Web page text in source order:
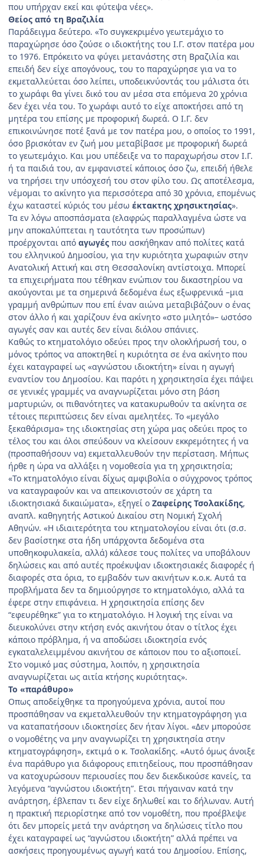
που υπήρχαν εκεί και φύτεψα νέες».
Θείος από τη Βραζιλία
Παράδειγμα δεύτερο. «Το συγκεκριμένο γεωτεμάχιο το
παραχώρησε όσο ζούσε ο ιδιοκτήτης του Ι.Γ. στον πατέρα μου
το 1976. Επρόκειτο να φύγει μετανάστης στη Βραζιλία και
επειδή δεν είχε απογόνους, του το παραχώρησε για να το
εκμεταλλεύεται όσο λείπει, υποδεικνύοντάς του μάλιστα ότι
το χωράφι θα γίνει δικό του αν μέσα στα επόμενα 20 χρόνια
δεν έχει νέα του. Το χωράφι αυτό το είχε αποκτήσει από τη
μητέρα του επίσης με προφορική δωρεά. Ο Ι.Γ. δεν
επικοινώνησε ποτέ ξανά με τον πατέρα μου, ο οποίος το 1991,
όσο βρισκόταν εν ζωή μου μεταβίβασε με προφορική δωρεά
το γεωτεμάχιο. Και μου υπέδειξε να το παραχωρήσω στον Ι.Γ.
ή τα παιδιά του, αν εμφανιστεί κάποιος όσο ζω, επειδή ήθελε
να τηρήσει την υπόσχεσή του στον φίλο του. Ως αποτέλεσμα,
νέμομαι το ακίνητο για περισσότερα από 30 χρόνια, επομένως
έχω καταστεί κύριός του μέσω έκτακτης χρησικτησίας».
Τα εν λόγω αποσπάσματα (ελαφρώς παραλλαγμένα ώστε να
μην αποκαλύπτεται η ταυτότητα των προσώπων)
προέρχονται από αγωγές που ασκήθηκαν από πολίτες κατά
του ελληνικού Δημοσίου, για την κυριότητα χωραφιών στην
Ανατολική Αττική και στη Θεσσαλονίκη αντίστοιχα. Μπορεί
τα επιχειρήματα που τέθηκαν ενώπιον του δικαστηρίου να
ακούγονται με τα σημερινά δεδομένα έως εξωφρενικά –μια
γραμμή ανθρώπων που επί έναν αιώνα μεταβιβάζουν ο ένας
στον άλλο ή και χαρίζουν ένα ακίνητο «στο μιλητό»– ωστόσο
αγωγές σαν και αυτές δεν είναι διόλου σπάνιες.
Καθώς το κτηματολόγιο οδεύει προς την ολοκλήρωσή του, ο
μόνος τρόπος να αποκτηθεί η κυριότητα σε ένα ακίνητο που
έχει καταγραφεί ως «αγνώστου ιδιοκτήτη» είναι η αγωγή
εναντίον του Δημοσίου. Και παρότι η χρησικτησία έχει πάψει
σε γενικές γραμμές να αναγνωρίζεται μόνο στη βάση
μαρτυριών, οι πιθανότητες να κατακυρωθούν τα ακίνητα σε
τέτοιες περιπτώσεις δεν είναι αμελητέες. Το «μεγάλο
ξεκαθάρισμα» της ιδιοκτησίας στη χώρα μας οδεύει προς το
τέλος του και όλοι σπεύδουν να κλείσουν εκκρεμότητες ή να
(προσπαθήσουν να) εκμεταλλευθούν την περίσταση. Μήπως
ήρθε η ώρα να αλλάξει η νομοθεσία για τη χρησικτησία;
«Το κτηματολόγιο είναι δίχως αμφιβολία ο σύγχρονος τρόπος
να καταγραφούν και να απεικονιστούν σε χάρτη τα
ιδιοκτησιακά δικαιώματα», εξηγεί ο Ζαφείρης Τσολακίδης,
αναπλ. καθηγητής Αστικού Δικαίου στη Νομική Σχολή
Αθηνών. «Η ιδιαιτερότητα του κτηματολογίου είναι ότι (σ.σ.
δεν βασίστηκε στα ήδη υπάρχοντα δεδομένα στα
υποθηκοφυλακεία, αλλά) κάλεσε τους πολίτες να υποβάλουν
δηλώσεις και από αυτές προέκυψαν ιδιοκτησιακές διαφορές ή
διαφορές στα όρια, το εμβαδόν των ακινήτων κ.ο.κ. Αυτά τα
προβλήματα δεν τα δημιούργησε το κτηματολόγιο, αλλά τα
έφερε στην επιφάνεια. Η χρησικτησία επίσης δεν
“εφευρέθηκε” για το κτηματολόγιο. Η λογική της είναι να
διευκολύνει στην κτήση ενός ακινήτου όταν ο τίτλος έχει
κάποιο πρόβλημα, ή να αποδώσει ιδιοκτησία ενός
εγκαταλελειμμένου ακινήτου σε κάποιον που το αξιοποιεί.
Στο νομικό μας σύστημα, λοιπόν, η χρησικτησία
αναγνωρίζεται ως αιτία κτήσης κυριότητας».
Το «παράθυρο»
Οπως αποδείχθηκε τα προηγούμενα χρόνια, αυτοί που
προσπάθησαν να εκμεταλλευθούν την κτηματογράφηση για
να καταπατήσουν ιδιοκτησίες δεν ήταν λίγοι. «Δεν μπορούσε
ο νομοθέτης να μην αναγνωρίζει τη χρησικτησία στην
κτηματογράφηση», εκτιμά ο κ. Τσολακίδης. «Αυτό όμως άνοιξε
ένα παράθυρο για διάφορους επιτηδείους, που προσπάθησαν
να κατοχυρώσουν περιουσίες που δεν διεκδικούσε κανείς, τα
λεγόμενα “αγνώστου ιδιοκτήτη”. Ετσι πήγαιναν κατά την
ανάρτηση, έβλεπαν τι δεν είχε δηλωθεί και το δήλωναν. Αυτή
η πρακτική περιορίστηκε από τον νομοθέτη, που προέβλεψε
ότι δεν μπορείς μετά την ανάρτηση να δηλώσεις τίτλο που
έχει καταγραφεί ως “αγνώστου ιδιοκτήτη” αλλά πρέπει να
ασκήσεις προηγουμένως αγωγή κατά του Δημοσίου. Επίσης,